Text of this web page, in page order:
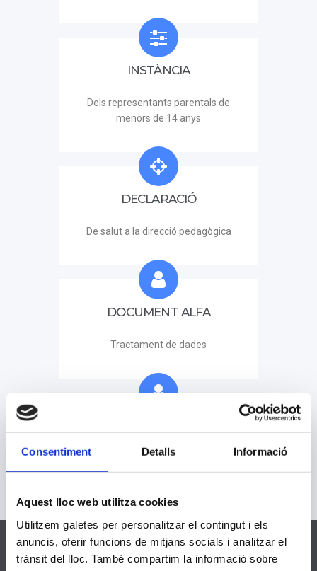
Consentiment Detalls Informació
Aquest lloc web utilitza cookies
Utilitzem galetes per personalitzar el contingut i els
anuncis, oferir funcions de mitjans socials i analitzar el
trànsit del lloc. També compartim la informació sobre
INSTÀNCIA
Dels representants parentals de
menors de 14 anys
DECLARACIÓ
De salut a la direcció pedagògica
DOCUMENT ALFA
Tractament de dades
EDUCATIU